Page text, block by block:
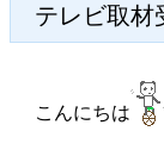
テレビ取材
こんにちは